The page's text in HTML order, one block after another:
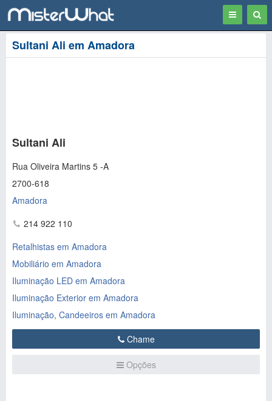
Toggle
navigation
Sultani Ali em Amadora
Sultani Ali
Rua Oliveira Martins 5 -A
2700-618
Amadora
214 922 110
Retalhistas em Amadora
Mobiliário em Amadora
Iluminação LED em Amadora
Iluminação Exterior em Amadora
Iluminação, Candeeiros em Amadora
Chame
Opções